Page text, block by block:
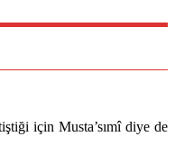
için Musta’sımî diye de